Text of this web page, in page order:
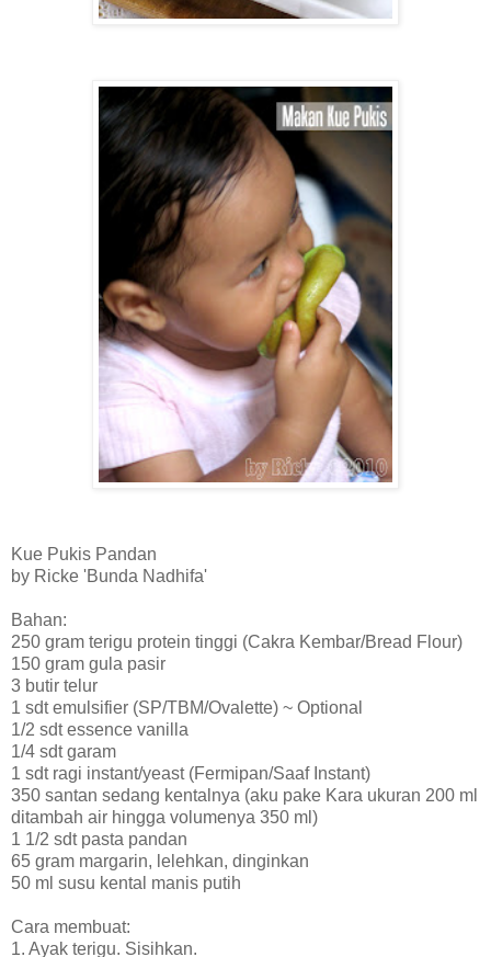
Kue Pukis Pandan
by Ricke 'Bunda Nadhifa'
Bahan:
250 gram terigu protein tinggi (Cakra Kembar/Bread Flour)
150 gram gula pasir
3 butir telur
1 sdt emulsifier (SP/TBM/Ovalette) ~ Optional
1/2 sdt essence vanilla
1/4 sdt garam
1 sdt ragi instant/yeast (Fermipan/Saaf Instant)
350 santan sedang kentalnya (aku pake Kara ukuran 200 ml
ditambah air hingga volumenya 350 ml)
1 1/2 sdt pasta pandan
65 gram margarin, lelehkan, dinginkan
50 ml susu kental manis putih
Cara membuat:
1. Ayak terigu. Sisihkan.